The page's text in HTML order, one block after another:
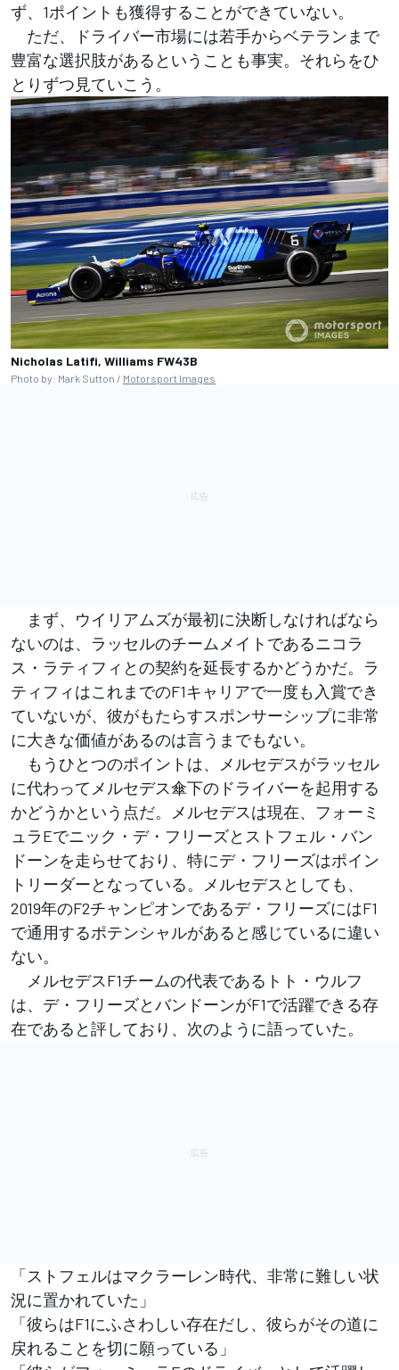
ず、1ポイントも獲得することができていない。
ただ、ドライバー市場には若手からベテランまで
豊富な選択肢があるということも事実。それらをひ
とりずつ見ていこう。
Nicholas Latifi, Williams FW43B
Photo by: Mark Sutton / Motorsport Images
まず、ウイリアムズが最初に決断しなければなら
ないのは、ラッセルのチームメイトであるニコラ
ス・ラティフィとの契約を延長するかどうかだ。ラ
ティフィはこれまでのF1キャリアで一度も入賞でき
ていないが、彼がもたらすスポンサーシップに非常
に大きな価値があるのは言うまでもない。
もうひとつのポイントは、メルセデスがラッセル
に代わってメルセデス傘下のドライバーを起用する
かどうかという点だ。メルセデスは現在、フォーミ
ュラEでニック・デ・フリーズとストフェル・バン
ドーンを走らせており、特にデ・フリーズはポイン
トリーダーとなっている。メルセデスとしても、
2019年のF2チャンピオンであるデ・フリーズにはF1
で通用するポテンシャルがあると感じているに違い
ない。
メルセデスF1チームの代表であるトト・ウルフ
は、デ・フリーズとバンドーンがF1で活躍できる存
在であると評しており、次のように語っていた。
「ストフェルはマクラーレン時代、非常に難しい状
況に置かれていた」
「彼らはF1にふさわしい存在だし、彼らがその道に
戻れることを切に願っている」